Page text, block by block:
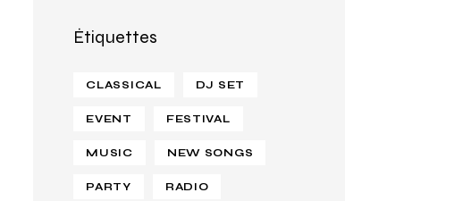
Étiquettes
CLASSICAL DJ SET
EVENT FESTIVAL
MUSIC NEW SONGS
PARTY RADIO